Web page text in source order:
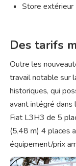
Store extérieur
Des tarifs
Outre les
travail notable sur
historiques, qui
avant intégré dans
Fiat L3H3 de 5
(5,48 m) 4 places
équipement/prix